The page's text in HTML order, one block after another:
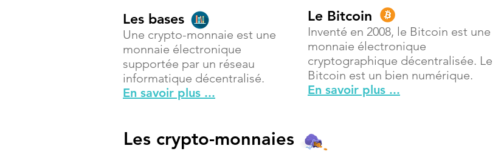
Les bases
Une crypto-monnaie est une
monnaie électronique
supportée par un réseau
informatique décentralisé.
En savoir plus ...
Le Bitcoin
Inventé en 2008, le Bitcoin est une
monnaie électronique
cryptographique décentralisée. Le
Bitcoin est un bien numérique.
En savoir plus ...
Les crypto-monnaies